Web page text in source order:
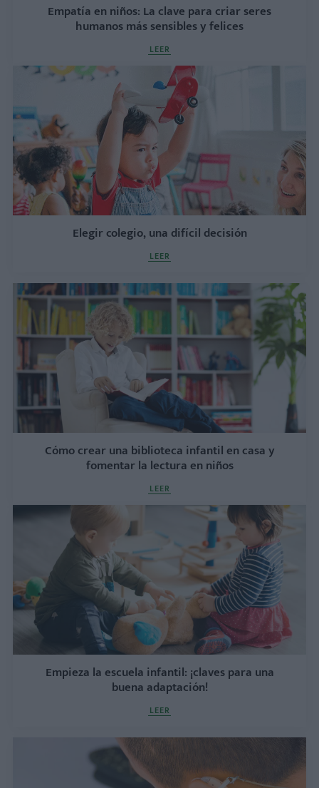
Empatía en niños: La clave para criar seres
humanos más sensibles y felices
LEER
Elegir colegio, una difícil decisión
LEER
Cómo crear una biblioteca infantil en casa y
fomentar la lectura en niños
LEER
Empieza la escuela infantil: ¡claves para una
buena adaptación!
LEER